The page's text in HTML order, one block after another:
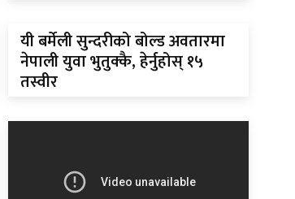
यी बर्मेली सुन्दरीको बोल्ड अवतारमा
नेपाली युवा भुतुक्कै, हेर्नुहोस् १५
तस्वीर